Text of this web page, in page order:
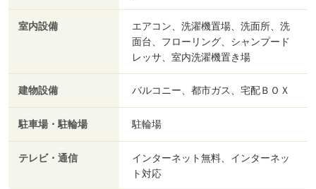
室内設備
エアコン、洗濯機置場、洗面所、洗
面台、フローリング、シャンプード
レッサ、室内洗濯機置き場
建物設備 バルコニー、都市ガス、宅配ＢＯＸ
駐車場・駐輪場 駐輪場
テレビ・通信
インターネット無料、インターネッ
ト対応